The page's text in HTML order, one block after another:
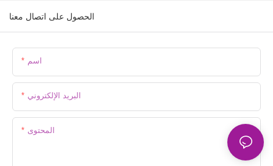
الحصول على اتصال معنا
اسم
البريد الإلكتروني
المحتوى